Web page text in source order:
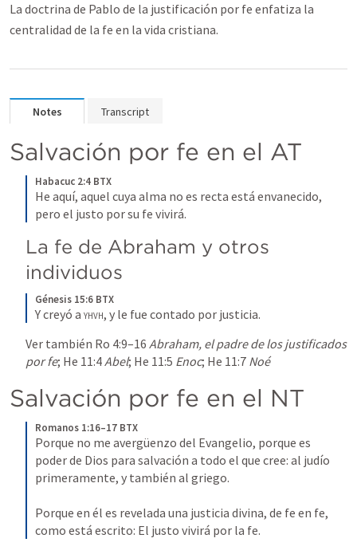
La doctrina de Pablo de la justificación por fe enfatiza la
centralidad de la fe en la vida cristiana.
Notes Transcript
Salvación por fe en el AT
Habacuc 2:4 BTX
He aquí, aquel cuya alma no es recta está envanecido,
pero el justo por su fe vivirá.
La fe de Abraham y otros
individuos
Génesis 15:6 BTX
Y creyó a yhvh, y le fue contado por justicia.
Ver también Ro 4:9–16 Abraham, el padre de los justificados
por fe; He 11:4Abel; He 11:5 Enoc; He 11:7 Noé
Salvación por fe en el NT
Romanos 1:16–17 BTX
Porque no me avergüenzo del Evangelio, porque es
poder de Dios para salvación a todo el que cree: al judío
primeramente, y también al griego.
Porque en él es revelada una justicia divina, de fe en fe,
como está escrito: El justo vivirá por la fe.